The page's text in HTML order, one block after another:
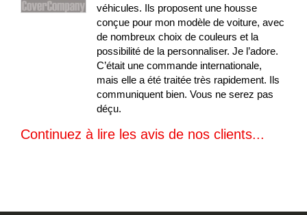
véhicules. Ils proposent une housse
conçue pour mon modèle de voiture, avec
de nombreux choix de couleurs et la
possibilité de la personnaliser. Je l’adore.
C’était une commande internationale,
mais elle a été traitée très rapidement. Ils
communiquent bien. Vous ne serez pas
déçu.
Continuez à lire les avis de nos clients...